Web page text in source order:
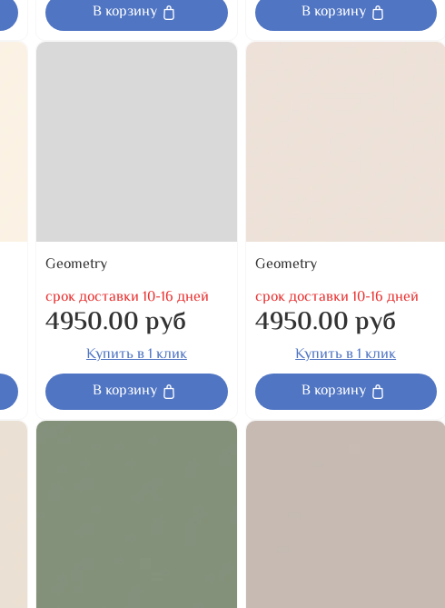
В корзину
В корзину
Geometry
срок доставки 10-16 дней
4950.00 руб
Купить в 1 клик
В корзину
Geometry
срок доставки 10-16 дней
4950.00 руб
Купить в 1 клик
В корзину